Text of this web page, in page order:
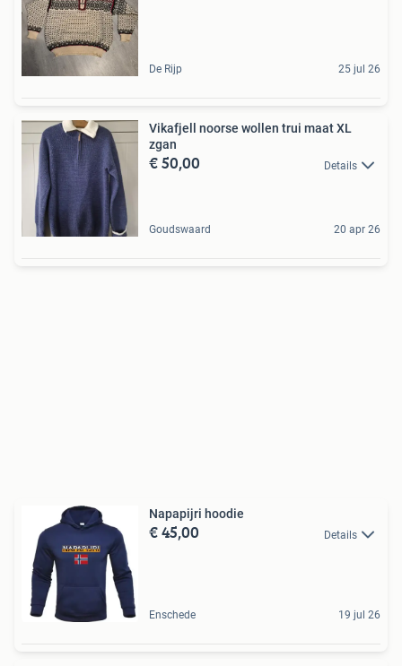
De Rijp 25 jul 26
Vikafjell noorse wollen trui maat XL
zgan
€ 50,00 Details
Goudswaard 20 apr 26
Napapijri hoodie
€ 45,00 Details
Enschede 19 jul 26